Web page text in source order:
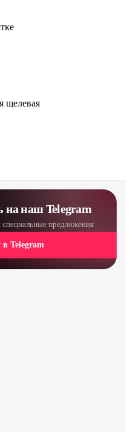
щелевая
на наш Telegram
предложения
в Telegram